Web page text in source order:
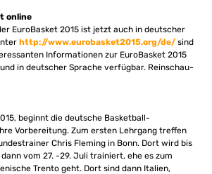
online
EuroBasket 2015 ist jetzt auch in deutscher
http://www.eurobasket2015.org/de/ sind
Informationen zur EuroBasket 2015
in deutscher Sprache verfügbar. Reinschau-
beginnt die deutsche Basketball-
Vorbereitung. Zum ersten Lehrgang treffen
Chris Fleming in Bonn. Dort wird bis
vom 27. -29. Juli trainiert, ehe es zum
Trento geht. Dort sind dann Italien,